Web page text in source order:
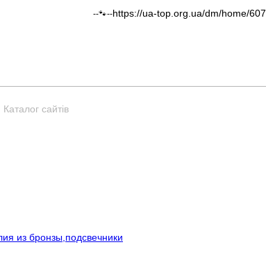
--🐾--https://ua-top.org.ua/dm/home/607
Каталог сайтів
из бронзы,подсвечники